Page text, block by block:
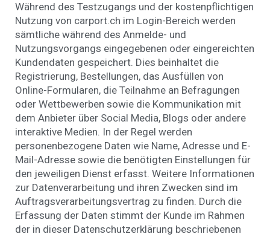
Während des Testzugangs und der kostenpflichtigen
Nutzung von carport.ch im Login-Bereich werden
sämtliche während des Anmelde- und
Nutzungsvorgangs eingegebenen oder eingereichten
Kundendaten gespeichert. Dies beinhaltet die
Registrierung, Bestellungen, das Ausfüllen von
Online-Formularen, die Teilnahme an Befragungen
oder Wettbewerben sowie die Kommunikation mit
dem Anbieter über Social Media, Blogs oder andere
interaktive Medien. In der Regel werden
personenbezogene Daten wie Name, Adresse und E-
Mail-Adresse sowie die benötigten Einstellungen für
den jeweiligen Dienst erfasst. Weitere Informationen
zur Datenverarbeitung und ihren Zwecken sind im
Auftragsverarbeitungsvertrag zu finden. Durch die
Erfassung der Daten stimmt der Kunde im Rahmen
der in dieser Datenschutzerklärung beschriebenen